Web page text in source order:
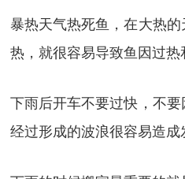
暴热天气热死鱼，在大热
热，就很容易导致鱼因过热
下雨后开车不要过快，不
经过形成的波浪很容易造成